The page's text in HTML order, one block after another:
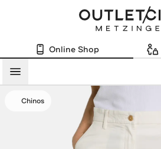
Online Shop
Menü
Chinos